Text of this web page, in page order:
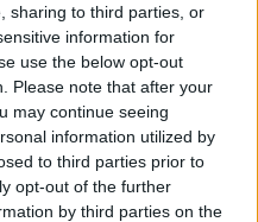
sharing to third parties, or
information for
use the below opt-out
Please note that after your
may continue seeing
information utilized by
to third parties prior to
opt-out of the further
by third parties on the
βρέθηκε
τουΓρηγόρη
σε όλο τον
του, την
μαζί εδώ και τρία
στη σχέση